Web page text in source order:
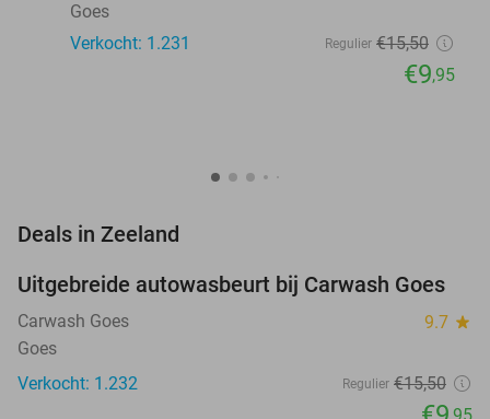
Goes
Verkocht: 1.231
Regulier €15,50
€9,95
Deals in Zeeland
36%
Uitgebreide autowasbeurt bij Carwash Goes
Carwash Goes 9.7 star
Goes
Verkocht: 1.232
Regulier €15,50